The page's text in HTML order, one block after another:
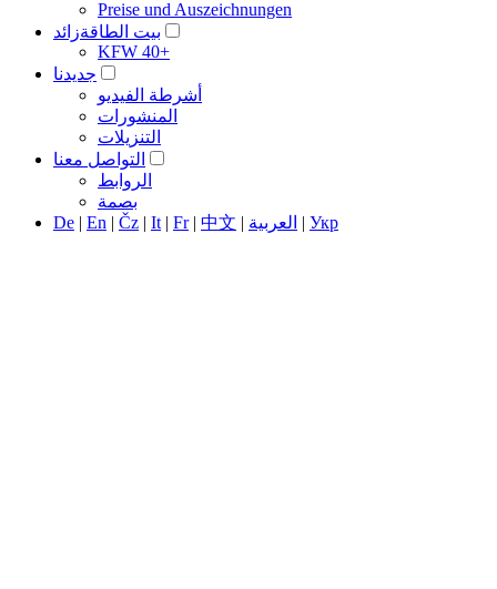
Preise und Auszeichnungen
بيت الطاقةزائد
KFW 40+
جديدنا
أشرطة الفيديو
المنشورات
التنزيلات
التواصل معنا
الروابط
بصمة
De | En | Čz | It | Fr| 中文 | العربية | Укр